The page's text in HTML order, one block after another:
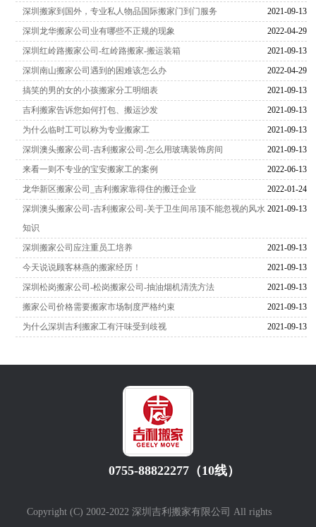
2021-09-13
深圳搬家到国外，专业私人物品国际搬家门到门服务
2022-04-29
深圳龙华搬家公司业有哪些不正规的现象
2021-09-13
深圳红岭路搬家公司-红岭路搬家-搬运装箱
2022-04-29
深圳南山搬家公司遇到的困难该怎么办
2021-09-13
搞笑的男的女的小孩搬家分工明细表
2021-09-13
吉利搬家告诉您如何打包、搬运沙发
2021-09-13
为什么临时工可以称为专业搬家工
2021-09-13
深圳澳头搬家公司-吉利搬家公司-怎么用玻璃装饰房间
2022-06-13
来看一则不专业的宝安搬家工的案例
2022-01-24
龙华新区搬家公司_吉利搬家靠得住的搬迁企业
2021-09-13
深圳澳头搬家公司-吉利搬家公司-关于卫生间吊顶不能忽视的风水
知识
2021-09-13
深圳搬家公司应注重员工培养
2021-09-13
今天说说顾客林燕的搬家经历！
2021-09-13
深圳松岗搬家公司-松岗搬家公司-抽油烟机清洗方法
2021-09-13
搬家公司价格需要搬家市场制度严格约束
2021-09-13
为什么深圳吉利搬家工有汗味受到歧视
0755-88822277（10线）
Copyright (C) 2002-2022 深圳吉利搬家有限公司 All rights